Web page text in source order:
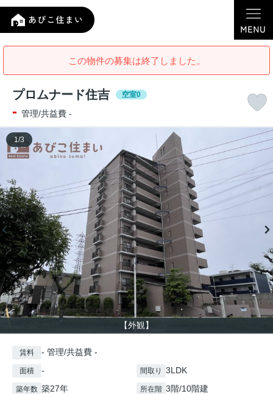
この物件の募集は終了しました。
プロムナード住吉 空室0
- 管理/共益費 -
【外観】
1 /3
賃料 - 管理/共益費 -
面積 - 間取り 3LDK
築年数 築27年 所在階 3階/10階建